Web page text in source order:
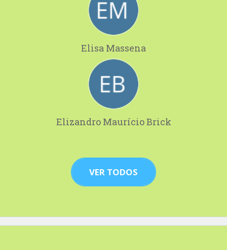
Elisa Massena
Elizandro Maurício Brick
VER TODOS